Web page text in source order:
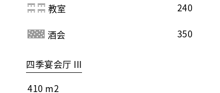
教室 240
酒会 350
四季宴会厅 III
410 m2